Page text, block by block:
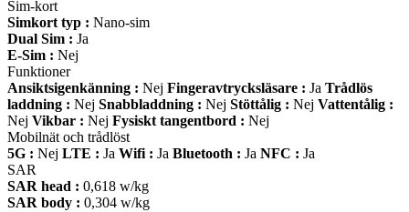
Sim-kort
Simkort typ : Nano-sim
Dual Sim : Ja
E-Sim : Nej
Funktioner
Ansiktsigenkänning : Nej Fingeravtrycksläsare : Ja Trådlös
laddning : Nej Snabbladdning : Nej Stöttålig : Nej Vattentålig :
Nej Vikbar : Nej Fysiskt tangentbord : Nej
Mobilnät och trådlöst
5G : Nej LTE : Ja Wifi : Ja Bluetooth : Ja NFC : Ja
SAR
SAR head : 0,618 w/kg
SAR body : 0,304 w/kg